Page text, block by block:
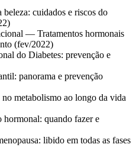
cuidados e riscos do
— Tratamentos hormonais
(fev/2022)
do Diabetes: prevenção e
panorama e prevenção
metabolismo ao longo da vida
quando fazer e
libido em todas as fases